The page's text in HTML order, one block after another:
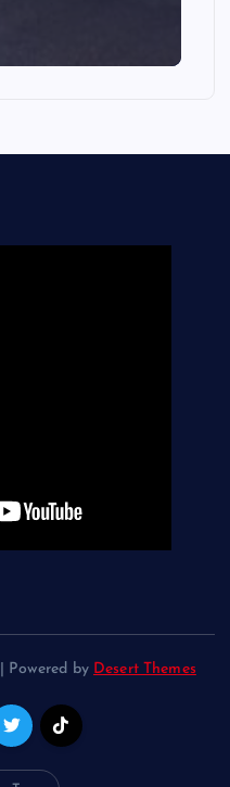
by Desert Themes